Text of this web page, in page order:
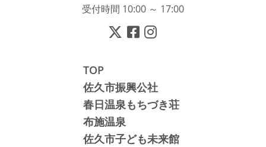
受付時間 10:00 ～ 17:00
TOP
佐久市振興公社
春日温泉もちづき荘
布施温泉
佐久市子ども未来館